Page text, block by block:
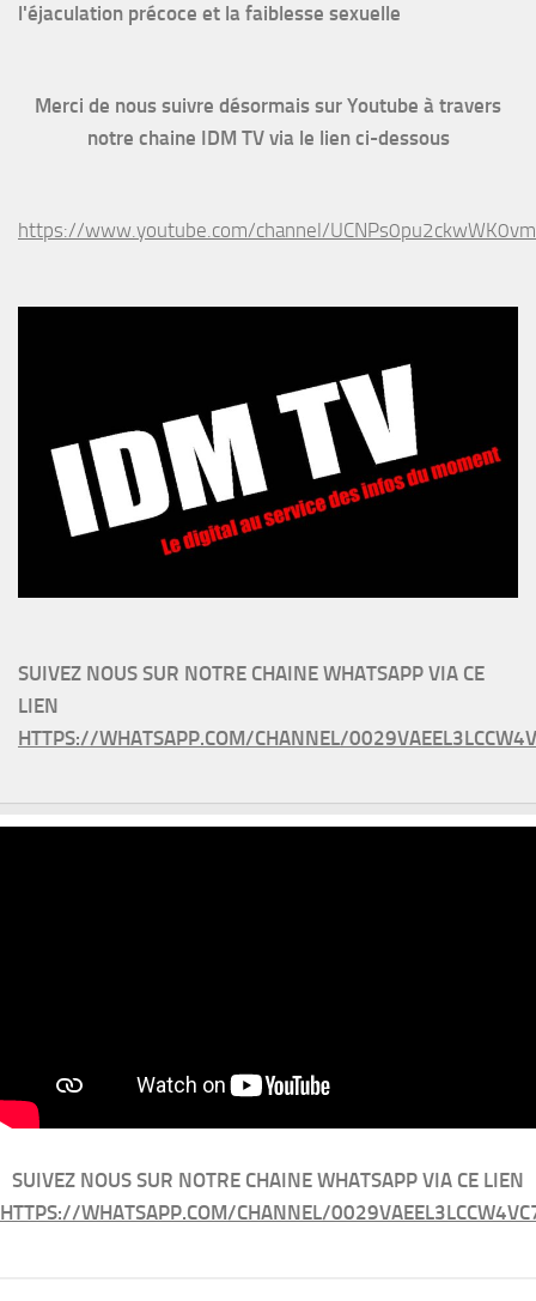
l'éjaculation précoce et la faiblesse sexuelle
Merci de nous suivre désormais sur Youtube à travers
notre chaine IDM TV via le lien ci-dessous
https://www.youtube.com/channel/
SUIVEZ NOUS SUR NOTRE CHAINE WHATSAPP VIA CE
LIEN
HTTPS://WHATSAPP.COM/CHANNEL/
SUIVEZ NOUS SUR NOTRE CHAINE WHATSAPP VIA CE LIEN
HTTPS://WHATSAPP.COM/CHANNEL/